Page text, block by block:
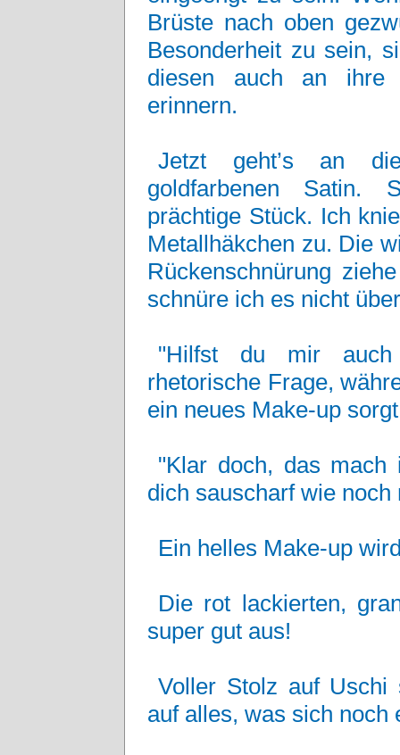
Brüste nach oben
Besonderheit zu sein,
diesen auch an ihre
erinnern.
Jetzt geht’s an
goldfarbenen Satin.
prächtige Stück. Ich
Metallhäkchen zu. Die
Rückenschnürung
schnüre ich es nicht
"Hilfst du mir auch
rhetorische Frage,
ein neues Make-up
"Klar doch, das mach
dich sauscharf wie
Ein helles Make-up
Die rot lackierten,
super gut aus!
Voller Stolz auf Uschi
auf alles, was sich noch